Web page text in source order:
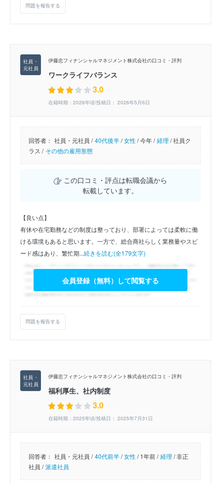
問題を報告する
伊藤忠フィナンシャルマネジメント株式会社の口コミ・評判
ワークライフバランス
3.0
在籍時期：2026年頃/投稿日： 2026年5月6日
回答者： 社員・元社員 / 40代後半/女性/今年 / 経理 /社員ク
ラス / その他の雇用形態
この口コミ・評点は転職会議から
転載しています。
【良い点】
有休や在宅勤務などの制度は整っており、部署によっては柔軟に働
ける環境もあると思います。一方で、総合商社らしく業務量やスピ
ード感はあり、繁忙期...続きを読む(全179文字)
会員登録（無料）して閲覧する
問題を報告する
伊藤忠フィナンシャルマネジメント株式会社の口コミ・評判
福利厚生、社内制度
3.0
在籍時期：2025年頃/投稿日： 2025年7月31日
回答者： 社員・元社員 / 40代前半/女性/1年前 / 経理 /非正
社員 / 派遣社員